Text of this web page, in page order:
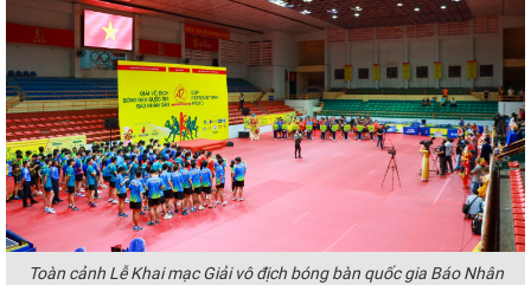
Toàn cảnh Lễ Khai mạc Giải vô địch bóng bàn quốc gia Báo Nhân